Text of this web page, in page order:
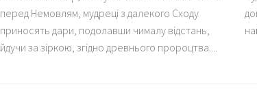
перед Немовлям, мудреці з далекого Сходу
приносять дари, подолавши чималу відстань,
йдучи за зіркою, згідно древнього пророцтва....